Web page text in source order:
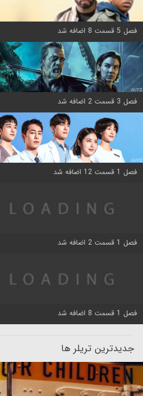
فصل 5 قسمت 8 اضافه شد
فصل 3 قسمت 2 اضافه شد
فصل 1 قسمت 12 اضافه شد
فصل 1 قسمت 2 اضافه شد
فصل 1 قسمت 8 اضافه شد
جدیدترین تریلر ها